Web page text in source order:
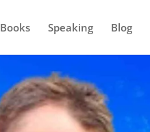
Books Speaking Blog